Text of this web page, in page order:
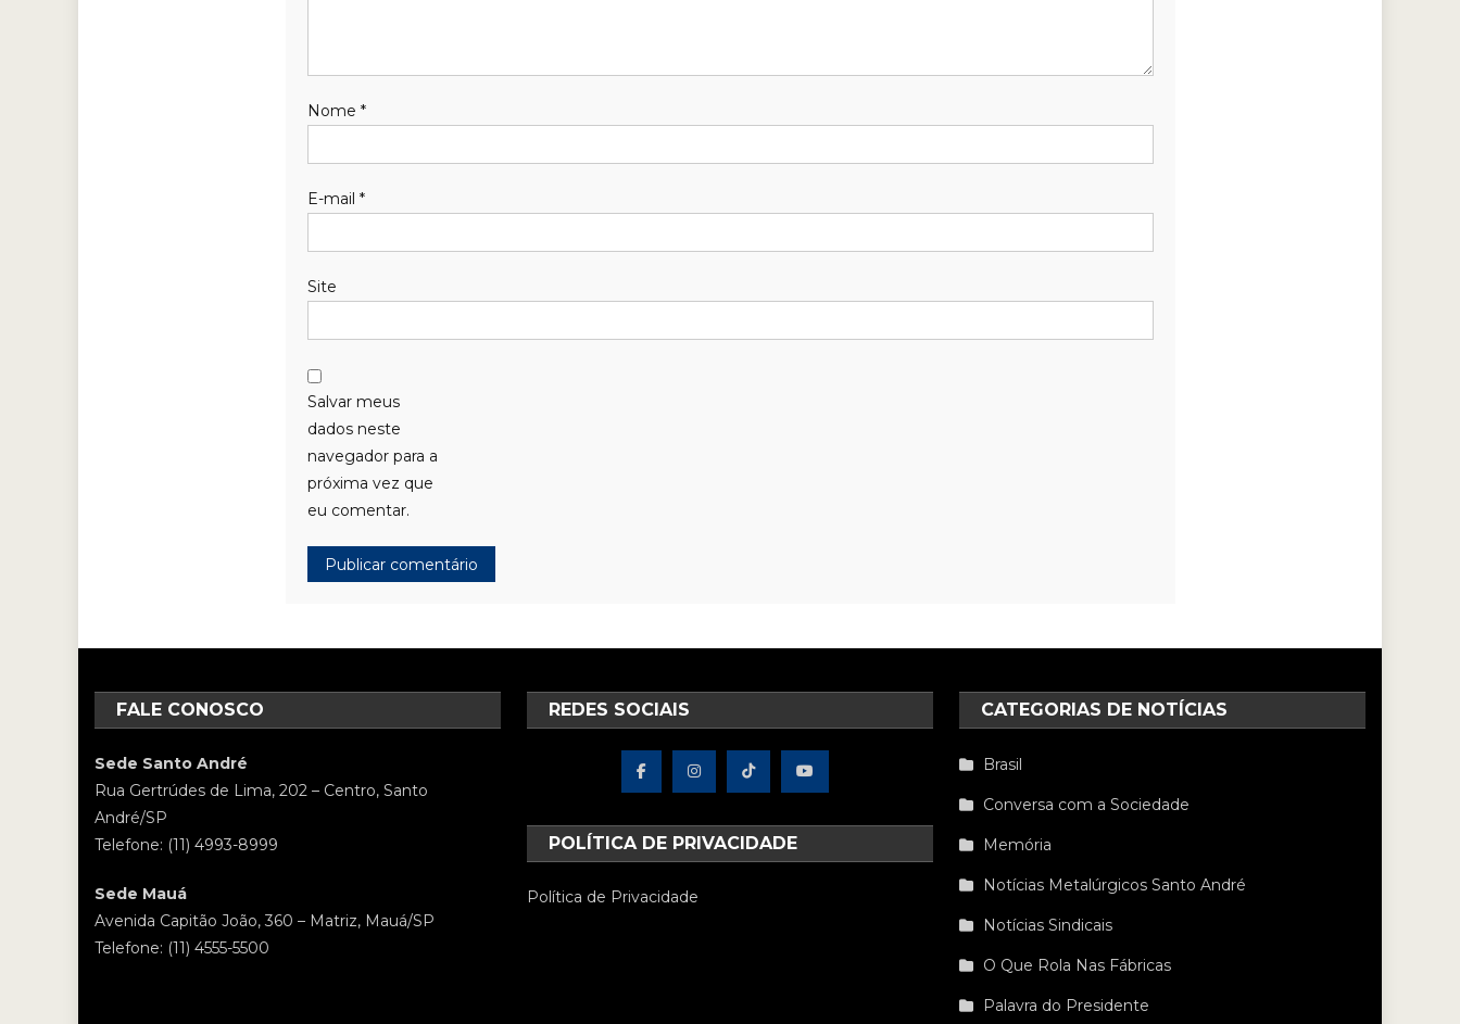
Nome *
E-mail *
Site
Salvar meus
dados neste
navegador para a
próxima vez que
eu comentar.
FALE CONOSCO
Sede Santo André
Rua Gertrúdes de Lima, 202 – Centro, Santo
André/SP
Telefone: (11) 4993-8999
Sede Mauá
Avenida Capitão João, 360 – Matriz, Mauá/SP
Telefone: (11) 4555-5500
REDES SOCIAIS
POLÍTICA DE PRIVACIDADE
Política de Privacidade
CATEGORIAS DE NOTÍCIAS
Brasil
Conversa com a Sociedade
Memória
Notícias Metalúrgicos Santo André
Notícias Sindicais
O Que Rola Nas Fábricas
Palavra do Presidente